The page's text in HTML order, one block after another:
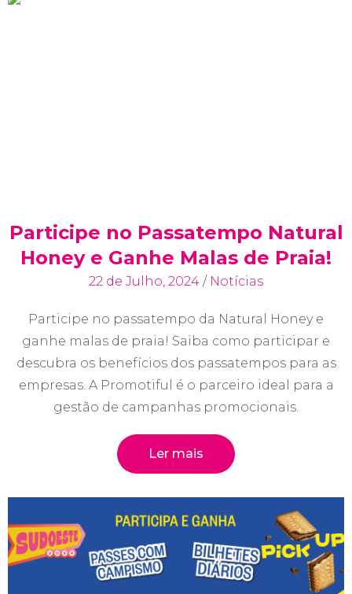
Participe no Passatempo Natural
Honey e Ganhe Malas de Praia!
22 de Julho, 2024 / Notícias
Participe no passatempo da Natural Honey e
ganhe malas de praia! Saiba como participar e
descubra os benefícios dos passatempos para as
empresas. A Promotiful é o parceiro ideal para a
gestão de campanhas promocionais.
Ler mais